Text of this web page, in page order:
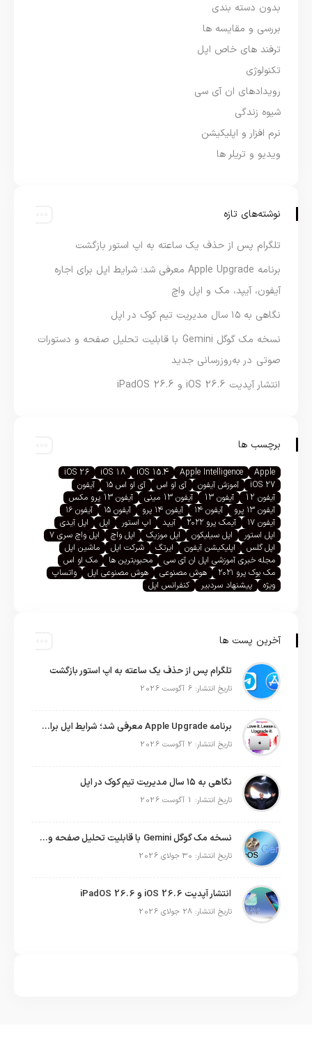
بدون دسته بندی
بررسی و مقایسه ها
ترفند های خاص اپل
تکنولوژی
رویدادهای ان آی سی
شیوه زندگی
نرم افزار و اپلیکیشن
ویدیو و تریلر ها
نوشته‌های تازه
تلگرام پس از حذف یک ساعته به اپ استور بازگشت
برنامه Apple Upgrade معرفی شد؛ شرایط اپل برای اجاره
آیفون، آیپد، مک و اپل واچ
نگاهی به ۱۵ سال مدیریت تیم کوک در اپل
نسخه مک گوگل Gemini با قابلیت تحلیل صفحه و دستورات
صوتی در به‌روزرسانی جدید
انتشار آپدیت iOS 26.6 و iPadOS 26.6
برچسب ها
Apple
Apple Intelligence
iOS 15.4
iOS 18
iOS 26
iOS 27
آموزش آیفون آی او اس آی او اس ۱۵
آیفون
آیفون 12
آیفون 13 آیفون 13 مینی
آیفون 13 پرو مکس
آیفون ۱۳ پرو
آیفون ۱۴ آیفون ۱۴ پرو آیفون ۱۵
آیفون ۱۶
آیفون ۱۷
آیمک پرو ۲۰۲۲ آیپد اپ استور اپل
اپل آیدی
اپل استور
اپل سیلیکون اپل موزیک اپل واچ
اپل واچ سری ۷
اپل گلس
اپلیکیشن آیفون ایرتگ شرکت اپل
ماشین اپل
مجله خبری آموزشی اپل ان آی سی
محبوبترین ها
مک او اس
مک بوک پرو ۲۰۲۱
هوش مصنوعی هوش مصنوعی اپل
واتساپ
ویژه
پیشنهاد سردبیر کنفرانس اپل
آخرین پست ها
تلگرام پس از حذف یک ساعته به اپ استور بازگشت
تاریخ انتشار: 6 آگوست 2026
برنامه Apple Upgrade معرفی شد؛ شرایط اپل برای اجاره آیفون، آیپد، مک و اپل واچ
تاریخ انتشار: 2 آگوست 2026
نگاهی به ۱۵ سال مدیریت تیم کوک در اپل
تاریخ انتشار: 1 آگوست 2026
نسخه مک گوگل Gemini با قابلیت تحلیل صفحه و دستورات صوتی در به‌روزرسانی جدید
تاریخ انتشار: 30 جولای 2026
انتشار آپدیت iOS 26.6 و iPadOS 26.6
تاریخ انتشار: 28 جولای 2026